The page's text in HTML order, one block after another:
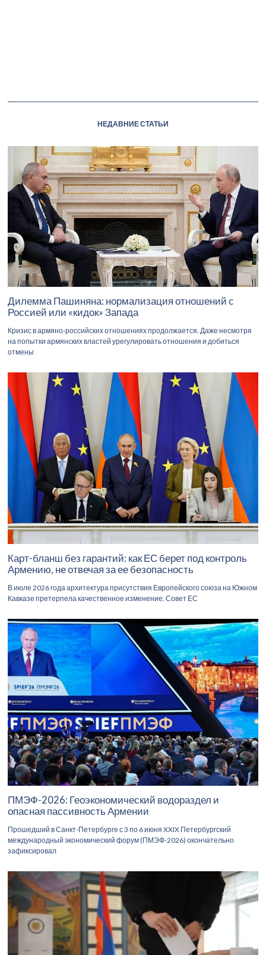
НЕДАВНИЕ СТАТЬИ
Дилемма Пашиняна: нормализация отношений с
Россией или «кидок» Запада
Кризис в армяно-российских отношениях продолжается. Даже несмотря
на попытки армянских властей урегулировать отношения и добиться
отмены
Карт-бланш без гарантий: как ЕС берет под контроль
Армению, не отвечая за ее безопасность
В июле 2026 года архитектура присутствия Европейского союза на Южном
Кавказе претерпела качественное изменение. Совет ЕС
ПМЭФ-2026: Геоэкономический водораздел и
опасная пассивность Армении
Прошедший в Санкт-Петербурге с 3 по 6 июня XXIX Петербургский
международный экономический форум (ПМЭФ-2026) окончательно
зафиксировал